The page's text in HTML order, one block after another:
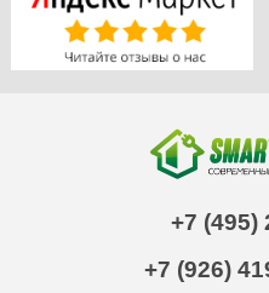
+7 (495)
+7 (926)